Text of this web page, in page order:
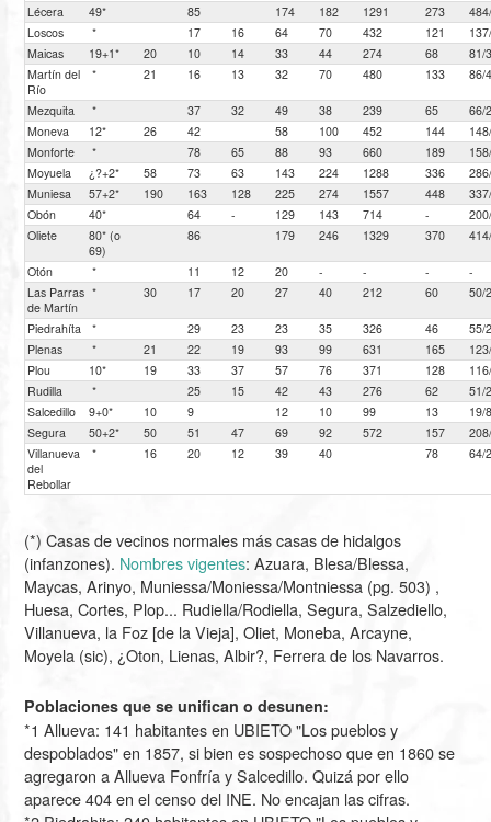
Lécera
49* 85 174 182 1291 273
Loscos
* 17 16 64 70 432 121
Maicas
19+1* 20 10 14 33 44 274 68
81/
Martín del
Río
* 21 16 13 32 70 480 133 86/
Mezquita * 37 32 49 38 239 65
66/
Moneva
12* 26 42 58 100 452 144
Monforte
* 78 65 88 93 660 189
Moyuela
¿?+2* 58 73 63 143 224 1288 336
Muniesa
57+2* 190 163 128 225 274 1557 448
Obón
40* 64 - 129 143 714 -
Oliete
80* (o
69)
86 179 246 1329 370
Otón * 11 12 20 - - -
-
Las Parras
de Martín
* 30 17 20 27 40 212 60 50/
Piedrahíta * 29 23 23 35 326 46
55/
Plenas
* 21 22 19 93 99 631 165
Plou
10* 19 33 37 57 76 371 128
Rudilla
* 25 15 42 43 276 62
51/
Salcedillo
9+0* 10 9 12 10 99 13
19/
Segura
50+2* 50 51 47 69 92 572 157
Villanueva
del
Rebollar
* 16 20 12 39 40 78 64/
(*) Casas de vecinos normales más casas de hidalgos
(infanzones). Nombres vigentes: Azuara, Blesa/Blessa,
Maycas, Arinyo, Muniessa/Moniessa/Montniessa (pg. 503) ,
Huesa, Cortes, Plop... Rudiella/Rodiella, Segura, Salzediello,
Villanueva, la Foz [de la Vieja], Oliet, Moneba, Arcayne,
Moyela (sic), ¿Oton, Lienas, Albir?, Ferrera de los Navarros.
Poblaciones que se unifican o desunen:
*1 Allueva: 141 habitantes en UBIETO "Los pueblos y
despoblados" en 1857, si bien es sospechoso que en 1860 se
agregaron a Allueva Fonfría y Salcedillo. Quizá por ello
aparece 404 en el censo del INE. No encajan las cifras.